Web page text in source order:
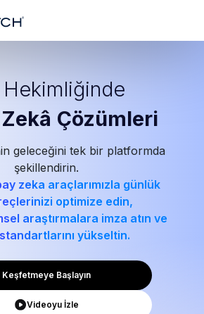
Hekimliğinde
Çözümleri
geleceğini tek bir platformda
şekillendirin.
zeka araçlarımızla günlük
optimize edin,
araştırmalara imza atın ve
yükseltin.
Keşfetmeye Başlayın
Videoyu İzle